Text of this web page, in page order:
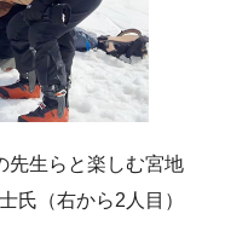
先生らと楽しむ宮地
氏（右から2人目）